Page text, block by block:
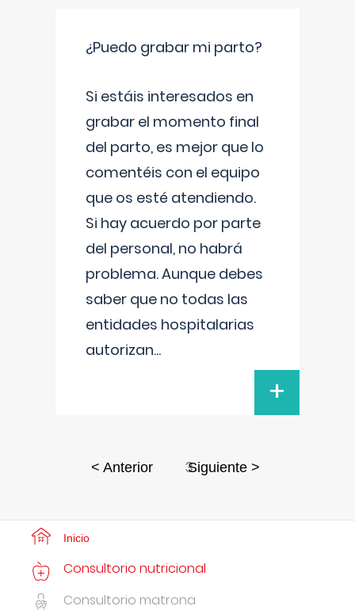
¿Puedo grabar mi parto?
Si estáis interesados en
grabar el momento final
del parto, es mejor que lo
comentéis con el equipo
que os esté atendiendo.
Si hay acuerdo por parte
del personal, no habrá
problema. Aunque debes
saber que no todas las
entidades hospitalarias
autorizan...
+
< Anterior 3Siguiente >
Inicio
Consultorio nutricional
Consultorio matrona